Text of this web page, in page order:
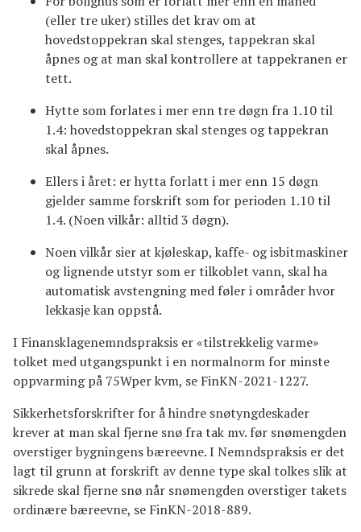
(eller tre uker) stilles det krav om at
hovedstoppekran skal stenges, tappekran skal
åpnes og at man skal kontrollere at tappekranen er
tett.
Hytte som forlates i mer enn tre døgn fra 1.10 til
1.4: hovedstoppekran skal stenges og tappekran
skal åpnes.
Ellers i året: er hytta forlatt i mer enn 15 døgn
gjelder samme forskrift som for perioden 1.10 til
1.4. (Noen vilkår: alltid 3 døgn).
Noen vilkår sier at kjøleskap, kaffe- og isbitmaskiner
og lignende utstyr som er tilkoblet vann, skal ha
automatisk avstengning med føler i områder hvor
lekkasje kan oppstå.
I Finansklagenemndspraksis er «tilstrekkelig varme»
tolket med utgangspunkt i en normalnorm for minste
oppvarming på 75Wper kvm, se FinKN-2021-1227.
Sikkerhetsforskrifter for å hindre snøtyngdeskader
krever at man skal fjerne snø fra tak mv. før snømengden
overstiger bygningens bæreevne. I Nemndspraksis er det
lagt til grunn at forskrift av denne type skal tolkes slik at
sikrede skal fjerne snø når snømengden overstiger takets
ordinære bæreevne, se FinKN-2018-889.